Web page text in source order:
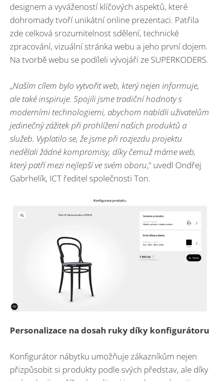
designem a vyvážeností klíčových aspektů, které
dohromady tvoří unikátní online prezentaci. Patřila
zde celková srozumitelnost sdělení, technické
zpracování, vizuální stránka webu a jeho první dojem.
Na tvorbě webu se podíleli vývojáři ze SUPERKODERS.
„Naším cílem bylo vytvořit web, který nejen informuje,
ale také inspiruje. Spojili jsme tradiční hodnoty s
moderními technologiemi, abychom nabídli uživatelům
jedinečný zážitek při prohlížení našich produktů a
služeb. Vyplatilo se, že jsme při rozjezdu projektu
nedělali žádné kompromisy, díky čemuž máme web,
který patří mezi nejlepší ve svém oboru,“ uvedl Ondřej
Gabrhelík, ICT ředitel společnosti Ton.
Personalizace na dosah ruky díky konfigurátoru
Konfigurátor nábytku umožňuje zákazníkům nejen
přizpůsobit si produkty podle svých představ, ale díky